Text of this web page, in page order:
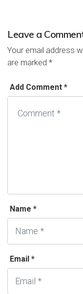
Leave a
Your email address
are marked *
Add Comment *
Name *
Email *